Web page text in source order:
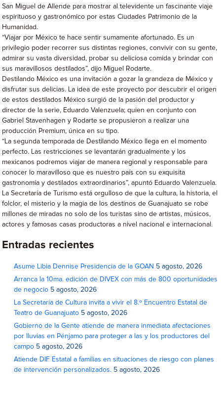
San Miguel de Allende para mostrar al televidente un fascinante viaje
espirituoso y gastronómico por estas Ciudades Patrimonio de la
Humanidad.
“Viajar por México te hace sentir sumamente afortunado. Es un
privilegio poder recorrer sus distintas regiones, convivir con su gente,
admirar su vasta diversidad, probar su deliciosa comida y brindar con
sus maravillosos destilados”, dijo Miguel Rodarte.
Destilando México es una invitación a gozar la grandeza de México y
disfrutar sus delicias. La idea de este proyecto por descubrir el origen
de estos destilados México surgió de la pasión del productor y
director de la serie, Eduardo Valenzuela; quien en conjunto con
Gabriel Stavenhagen y Rodarte se propusieron a realizar una
producción Premium, única en su tipo.
“La segunda temporada de Destilando México llega en el momento
perfecto. Las restricciones se levantarán gradualmente y los
mexicanos podremos viajar de manera regional y responsable para
conocer lo maravilloso que es nuestro país con su exquisita
gastronomía y destilados extraordinarios”, apuntó Eduardo Valenzuela.
La Secretaría de Turismo está orgulloso de que la cultura, la historia, el
folclor, el misterio y la magia de los destinos de Guanajuato se robe
millones de miradas no solo de los turistas sino de artistas, músicos,
actores y famosas casas productoras a nivel nacional e internacional.
Entradas recientes
Asume Libia Dennise Presidencia de la GOAN 5 agosto, 2026
Arranca la 10ma. edición de DIVEX con más de 800 oportunidades
de negocio 5 agosto, 2026
La Secretaría de Cultura invita a vivir el 8.º Encuentro Estatal de
Teatro de Guanajuato 5 agosto, 2026
Gobierno de la Gente atiende de manera inmediata afectaciones
por lluvias en Pénjamo para proteger a las y los productores del
campo 5 agosto, 2026
Atiende DIF Estatal a familias en situaciones de riesgo con planes
de intervención personalizados. 5 agosto, 2026